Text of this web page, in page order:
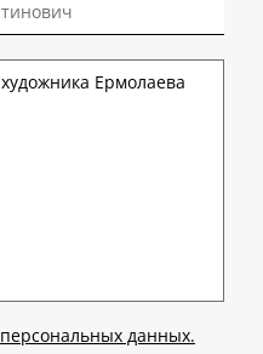
персональных данных.